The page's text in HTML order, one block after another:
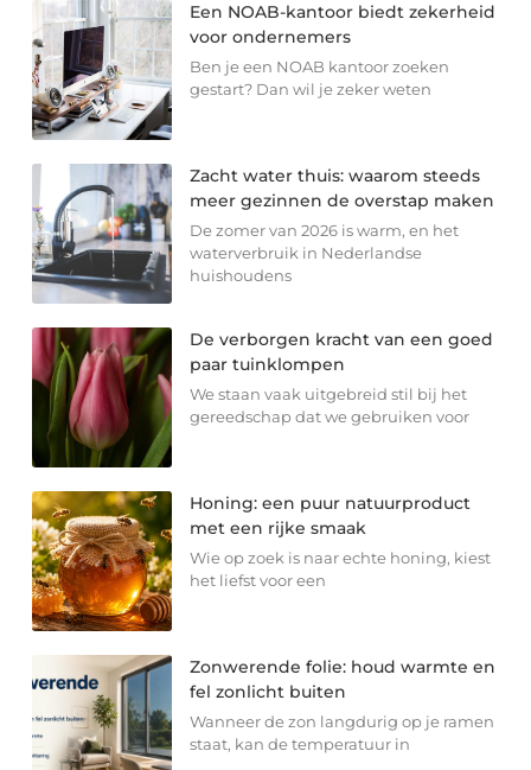
Een NOAB-kantoor biedt zekerheid
voor ondernemers
Ben je een NOAB kantoor zoeken
gestart? Dan wil je zeker weten
Zacht water thuis: waarom steeds
meer gezinnen de overstap maken
De zomer van 2026 is warm, en het
waterverbruik in Nederlandse
huishoudens
De verborgen kracht van een goed
paar tuinklompen
We staan vaak uitgebreid stil bij het
gereedschap dat we gebruiken voor
Honing: een puur natuurproduct
met een rijke smaak
Wie op zoek is naar echte honing, kiest
het liefst voor een
Zonwerende folie: houd warmte en
fel zonlicht buiten
Wanneer de zon langdurig op je ramen
staat, kan de temperatuur in